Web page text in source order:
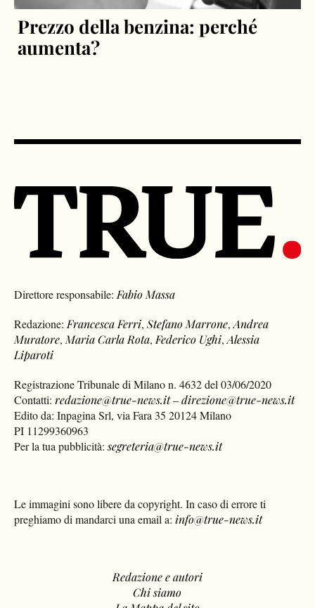
Prezzo della benzina: perché
aumenta?
Direttore responsabile: Fabio Massa
Redazione: Francesca Ferri,Stefano Marrone,Andrea
Muratore, Maria Carla Rota, Federico Ughi,Alessia
Liparoti
Registrazione Tribunale di Milano n. 4632 del 03/06/2020
Contatti:redazione@true-news.it–direzione@true-news.it
Edito da: Inpagina Srl, via Fara 35 20124 Milano
PI 11299360963
Per la tua pubblicità:segreteria@true-news.it
Le immagini sono libere da copyright. In caso di errore ti
preghiamo di mandarci una email a: info@true-news.it
Redazione e autori
Chi siamo